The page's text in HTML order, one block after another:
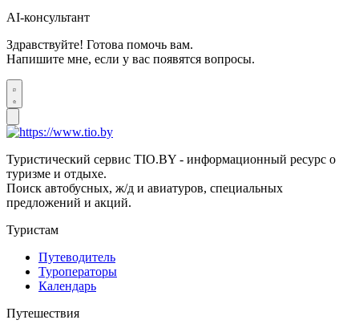
AI-консультант
Здравствуйте! Готова помочь вам.
Напишите мне, если у вас появятся вопросы.
Туристический сервис TIO.BY - информационный ресурс о
туризме и отдыхе.
Поиск автобусных, ж/д и авиатуров, специальных
предложений и акций.
Туристам
Путеводитель
Туроператоры
Календарь
Путешествия